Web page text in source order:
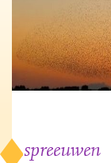
spreeuwen